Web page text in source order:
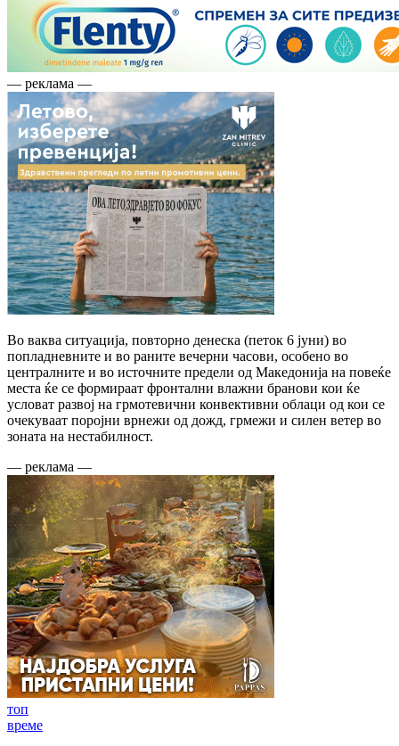
— реклама —
Во ваква ситуација, повторно денеска (петок 6 јуни) во
попладневните и во раните вечерни часови, особено во
централните и во источните предели од Македонија на повеќе
места ќе се формираат фронтални влажни бранови кои ќе
условат развој на грмотевични конвективни облаци од кои се
очекуваат поројни врнежи од дожд, грмежи и силен ветер во
зоната на нестабилност.
— реклама —
топ
време